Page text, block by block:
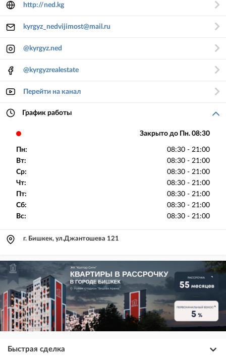
http://ned.kg
kyrgyz_nedvijimost@mail.ru
@kyrgyz.ned
@kyrgyzrealestate
Перейти на канал
График работы
Закрыто до Пн. 08:30
Пн:
08:30 - 21:00
Вт:
08:30 - 21:00
Ср:
08:30 - 21:00
Чт:
08:30 - 21:00
Пт:
08:30 - 21:00
Сб:
08:30 - 21:00
Вс:
08:30 - 21:00
г. Бишкек, ул.Джантошева 121
Быстрая сделка